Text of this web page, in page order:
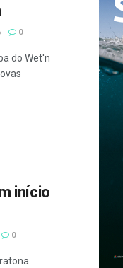
0
do Wet'n
início
0